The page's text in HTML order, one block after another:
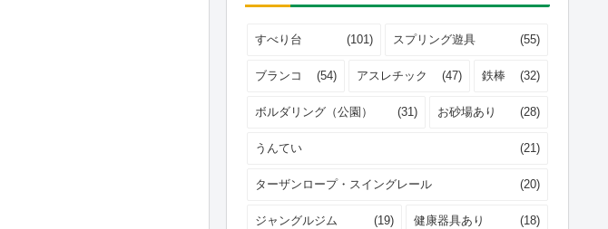
すべり台 (101) スプリング遊具 (55)
ブランコ (54) アスレチック (47) 鉄棒 (32)
ボルダリング（公園） (31) お砂場あり (28)
うんてい (21)
ターザンロープ・スイングレール (20)
ジャングルジム (19) 健康器具あり (18)